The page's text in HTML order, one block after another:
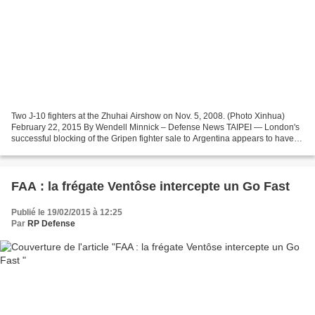
Two J-10 fighters at the Zhuhai Airshow on Nov. 5, 2008. (Photo Xinhua)
February 22, 2015 By Wendell Minnick – Defense News TAIPEI — London's
successful blocking of the Gripen fighter sale to Argentina appears to have
FAA : la frégate Ventôse intercepte un Go Fast
Publié le 19/02/2015 à 12:25
Par RP Defense